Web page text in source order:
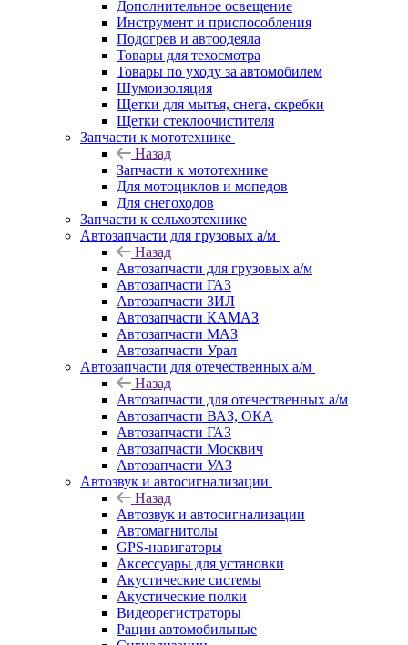
Дополнительное освещение
Инструмент и приспособления
Подогрев и автоодеяла
Товары для техосмотра
Товары по уходу за автомобилем
Шумоизоляция
Щетки для мытья, снега, скребки
Щетки стеклоочистителя
Запчасти к мототехнике
Назад
Запчасти к мототехнике
Для мотоциклов и мопедов
Для снегоходов
Запчасти к сельхозтехнике
Автозапчасти для грузовых а/м
Назад
Автозапчасти для грузовых а/м
Автозапчасти ГАЗ
Автозапчасти ЗИЛ
Автозапчасти КАМАЗ
Автозапчасти МАЗ
Автозапчасти Урал
Автозапчасти для отечественных а/м
Назад
Автозапчасти для отечественных а/м
Автозапчасти ВАЗ, ОКА
Автозапчасти ГАЗ
Автозапчасти Москвич
Автозапчасти УАЗ
Автозвук и автосигнализации
Назад
Автозвук и автосигнализации
Автомагнитолы
GPS-навигаторы
Аксессуары для установки
Акустические системы
Акустические полки
Видеорегистраторы
Рации автомобильные